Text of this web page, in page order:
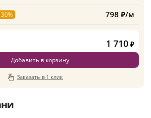
798 ₽/м
1 710 ₽
Добавить в корзину
Заказать в 1 клик